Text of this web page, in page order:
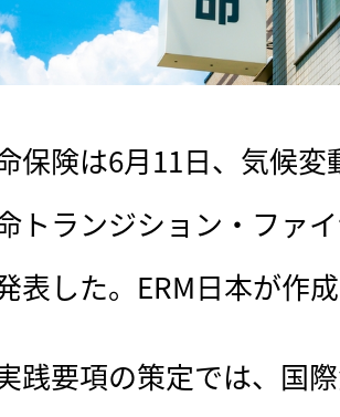
保険は6月11日、気候変
トランジション・ファ
表した。ERM日本が作
践要項の策定では、 国